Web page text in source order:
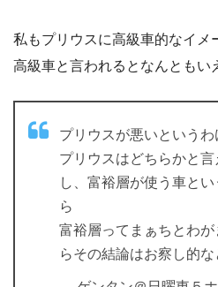
私もプリウスに高級車的なイメ
高級車と言われるとなんともい
プリウスが悪いという
プリウスはどちらかと
し、富裕層が使う車と
ら
富裕層ってまぁちとわ
らその結論はお察し的